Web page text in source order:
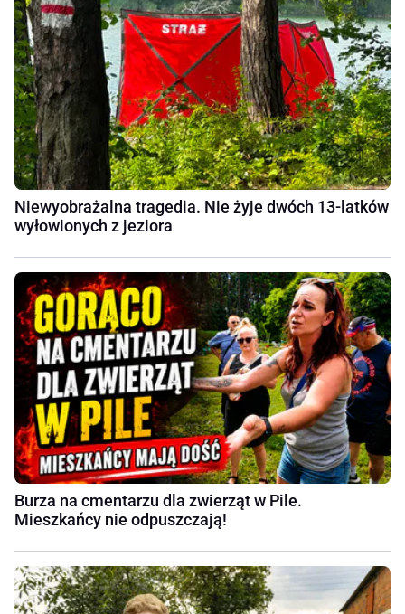
Niewyobrażalna tragedia. Nie żyje dwóch 13-latków
wyłowionych z jeziora
Burza na cmentarzu dla zwierząt w Pile.
Mieszkańcy nie odpuszczają!